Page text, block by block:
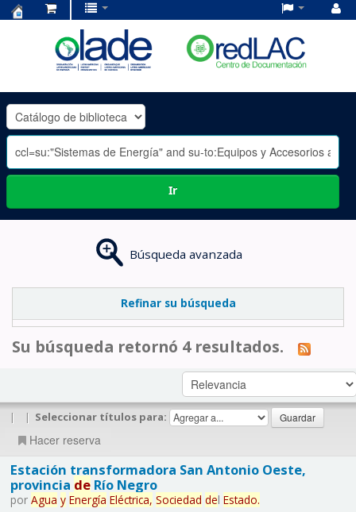
OLADE
-
Ir
Búsqueda avanzada
Refinar su búsqueda
Su búsqueda retornó 4 resultados.
| | Seleccionar títulos para:
Hacer reserva
Estación transformadora San Antonio Oeste,
provincia deRío Negro
por Agua y Energía Eléctrica, Sociedad del Estado.